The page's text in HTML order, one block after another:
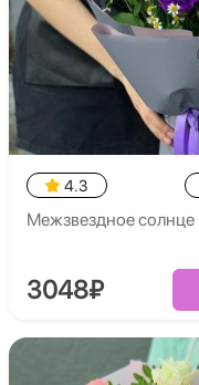
4.3
Межзвездное солнце
3048₽